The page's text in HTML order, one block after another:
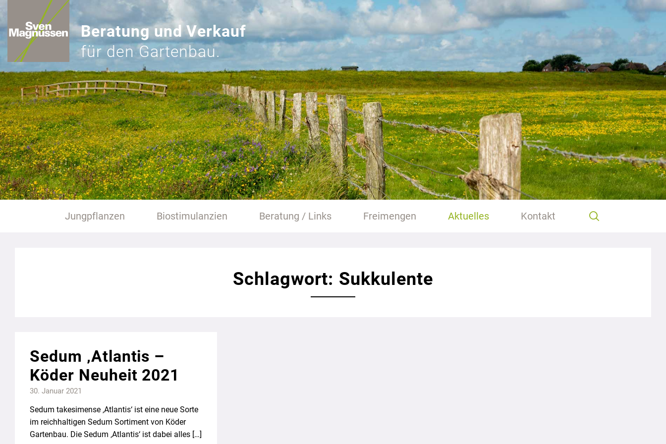
Beratung und Verkauf
für den Gartenbau.
Jungpflanzen Biostimulanzien Beratung / Links Freimengen Aktuelles Kontakt
Schlagwort: Sukkulente
Sedum ‚Atlantis –
Köder Neuheit 2021
30. Januar 2021
Sedum takesimense ‚Atlantis‘ ist eine neue Sorte
im reichhaltigen Sedum Sortiment von Köder
Gartenbau. Die Sedum ‚Atlantis‘ ist dabei alles […]